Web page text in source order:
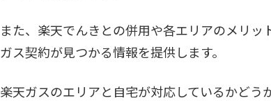
また、楽天でんきとの併用や各エリアのメリ
ガス契約が見つかる情報を提供します。
楽天ガスのエリアと自宅が対応しているかどう